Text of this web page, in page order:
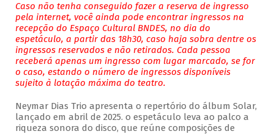
Caso não tenha conseguido fazer a reserva de ingresso
pela internet, você ainda pode encontrar ingressos na
recepção do Espaço Cultural BNDES, no dia do
espetáculo, a partir das 18h30, caso haja sobra dentre os
ingressos reservados e não retirados. Cada pessoa
receberá apenas um ingresso com lugar marcado, se for
o caso, estando o número de ingressos disponíveis
sujeito à lotação máxima do teatro.
Neymar Dias Trio apresenta o repertório do álbum Solar,
lançado em abril de 2025. o espetáculo leva ao palco a
riqueza sonora do disco, que reúne composições de